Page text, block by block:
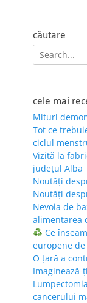
căutare
Search
for:
cele mai
Mituri
Tot ce
ciclul
Vizită la
județul Alba
Noutăți
Noutăți
Nevoia de
alimentarea
Ce
europene
O țară a
Imaginează-
cancerului